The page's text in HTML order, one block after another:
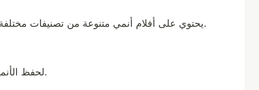
يحتوي على أفلام أنمي متنوعة من تصنيفات مختلفة مثل الأكشن والرومانسية والرعب.
لحفظ الأنميات التي ترغب في مشاهدتها لاحقًا.